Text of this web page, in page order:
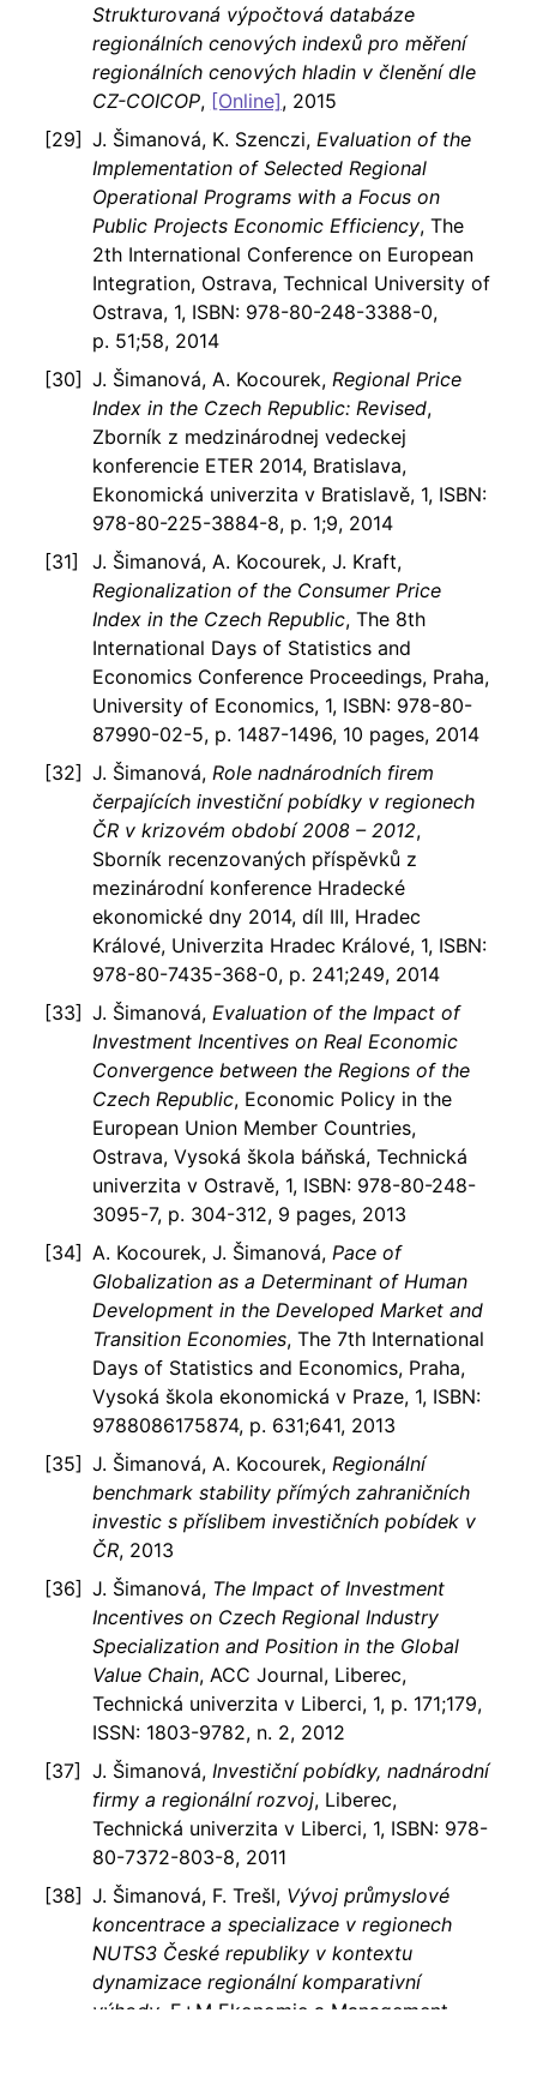
Strukturovaná výpočtová databáze
regionálních cenových indexů pro měření
regionálních cenových hladin v členění dle
CZ-COICOP, [Online], 2015
J. Šimanová, K. Szenczi, Evaluation of the
Implementation of Selected Regional
Operational Programs with a Focus on
Public Projects Economic Efficiency, The
2th International Conference on European
Integration, Ostrava, Technical University of
Ostrava, 1, ISBN: 978-80-248-3388-0,
p. 51;58, 2014
J. Šimanová, A. Kocourek, Regional Price
Index in the Czech Republic: Revised,
Zborník z medzinárodnej vedeckej
konferencie ETER 2014, Bratislava,
Ekonomická univerzita v Bratislavě, 1, ISBN:
978-80-225-3884-8, p. 1;9, 2014
J. Šimanová, A. Kocourek, J. Kraft,
Regionalization of the Consumer Price
Index in the Czech Republic, The 8th
International Days of Statistics and
Economics Conference Proceedings, Praha,
University of Economics, 1, ISBN: 978-80-
87990-02-5, p. 1487-1496, 10 pages, 2014
J. Šimanová, Role nadnárodních firem
čerpajících investiční pobídky v regionech
ČR v krizovém období 2008 – 2012,
Sborník recenzovaných příspěvků z
mezinárodní konference Hradecké
ekonomické dny 2014, díl III, Hradec
Králové, Univerzita Hradec Králové, 1, ISBN:
978-80-7435-368-0, p. 241;249, 2014
J. Šimanová, Evaluation of the Impact of
Investment Incentives on Real Economic
Convergence between the Regions of the
Czech Republic, Economic Policy in the
European Union Member Countries,
Ostrava, Vysoká škola báňská, Technická
univerzita v Ostravě, 1, ISBN: 978-80-248-
3095-7, p. 304-312, 9 pages, 2013
A. Kocourek, J. Šimanová, Pace of
Globalization as a Determinant of Human
Development in the Developed Market and
Transition Economies, The 7th International
Days of Statistics and Economics, Praha,
Vysoká škola ekonomická v Praze, 1, ISBN:
9788086175874, p. 631;641, 2013
J. Šimanová, A. Kocourek, Regionální
benchmark stability přímých zahraničních
investic s příslibem investičních pobídek v
ČR, 2013
J. Šimanová, The Impact of Investment
Incentives on Czech Regional Industry
Specialization and Position in the Global
Value Chain, ACC Journal, Liberec,
Technická univerzita v Liberci, 1, p. 171;179,
ISSN: 1803-9782, n. 2, 2012
J. Šimanová, Investiční pobídky, nadnárodní
firmy a regionální rozvoj, Liberec,
Technická univerzita v Liberci, 1, ISBN: 978-
80-7372-803-8, 2011
J. Šimanová, F. Trešl, Vývoj průmyslové
koncentrace a specializace v regionech
NUTS3 České republiky v kontextu
dynamizace regionální komparativní
výhody, E+M Ekonomie a Management,